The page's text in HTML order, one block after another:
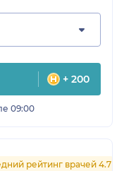
+ 200
09:00
рейтинг врачей 4.7